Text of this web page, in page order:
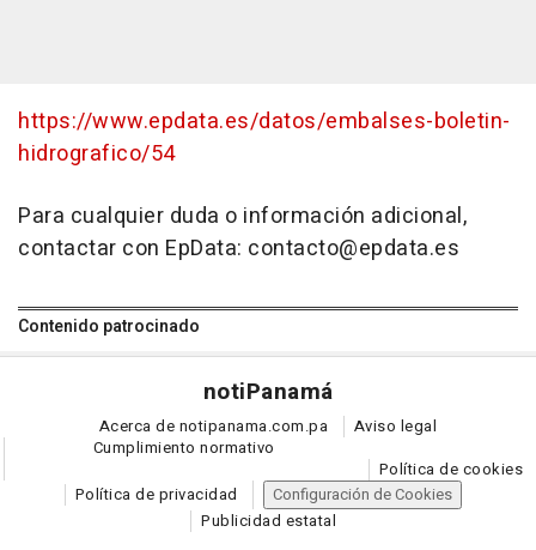
https://www.epdata.es/datos/embalses-boletin-
hidrografico/54
Para cualquier duda o información adicional,
contactar con EpData: contacto@epdata.es
Contenido patrocinado
notiPanamá
Acerca de notipanama.com.pa
Aviso legal
Cumplimiento normativo
Política de cookies
Política de privacidad
Configuración de Cookies
Publicidad estatal